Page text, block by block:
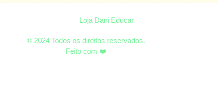
Loja Dani Educar
© 2024 Todos os direitos reservados.
Feito com ❤️